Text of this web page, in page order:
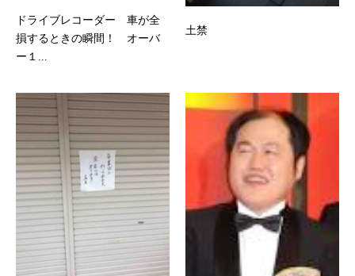
ドライブレコーダー 車が全
損するときの瞬間！ オーバ
ー１...
土禁